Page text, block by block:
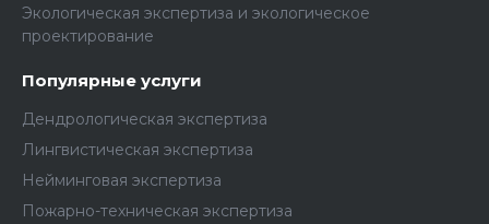
Экологическая экспертиза и экологическое
проектирование
Популярные услуги
Дендрологическая экспертиза
Лингвистическая экспертиза
Нейминговая экспертиза
Пожарно-техническая экспертиза